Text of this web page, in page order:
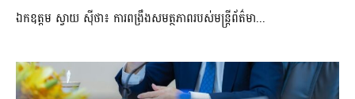
ឯកឧត្តម ស្វាយ ស៊ីថា៖ ការពង្រឹងសមត្ថភាពរបស់មន្ត្រីព័ត៌មា...